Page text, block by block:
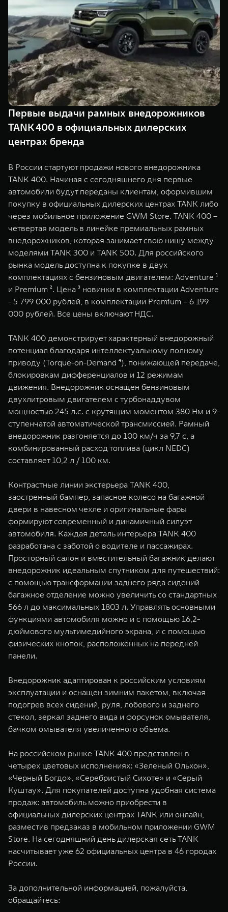
TANK 500
Веди за собой
от 6 499 000 ₽
TANK 700
Сила
от 10 199
WEY 07
Расширяя границы комфорта
от 6 149 000 ₽
WEY 05
Эстетика
WEY 80
Масштаб возможностей
от 6 449 000 ₽
WEY 80
ПОКУПКА АВТОМОБИЛЯ
TANK Финансы
Корпоративным клиентам
TANK ФИНАНСЫ
TANK Кредит
TANK Лизинг
TANK Страхование
Сервис
Специальные предложения
Моторные масла
ЦИФРОВЫЕ СЕРВИСЫ TANK
Цифровые сервисы TANK
Подписки
Первые выдачи рамных внедорожников
TANK 400 в официальных дилерских
центрах бренда
В России стартуют продажи нового внедорожника
TANK 400. Начиная с сегодняшнего дня первые
автомобили будут переданы клиентам, оформившим
покупку в официальных дилерских центрах TANK либо
через мобильное приложение GWM Store. TANK 400 –
четвертая модель в линейке премиальных рамных
внедорожников, которая занимает свою нишу между
моделями TANK 300 и TANK 500. Для российского
рынка модель доступна к покупке в двух
комплектациях с бензиновым двигателем: Adventure ¹
и Premium ². Цена ³ новинки в комплектации Adventure
- 5 799 000 рублей, в комплектации Premium – 6 199
000 рублей. Все цены включают НДС.
TANK 400 демонстрирует характерный внедорожный
потенциал благодаря интеллектуальному полному
приводу (Torque-on-Demand ⁴), понижающей передаче,
блокировкам дифференциалов и 12 режимам
движения. Внедорожник оснащен бензиновым
двухлитровым двигателем с турбонаддувом
мощностью 245 л.с. с крутящим моментом 380 Нм и 9-
ступенчатой автоматической трансмиссией. Рамный
внедорожник разгоняется до 100 км/ч за 9,7 с, а
комбинированный расход топлива (цикл NEDC)
составляет 10,2 л / 100 км.
Контрастные линии экстерьера TANK 400,
заостренный бампер, запасное колесо на багажной
двери в навесном чехле и оригинальные фары
формируют современный и динамичный силуэт
автомобиля. Каждая деталь интерьера TANK 400
разработана с заботой о водителе и пассажирах.
Просторный салон и вместительный багажник делают
внедорожник идеальным спутником для путешествий:
с помощью трансформации заднего ряда сидений
багажное отделение можно увеличить со стандартных
566 л до максимальных 1803 л. Управлять основными
функциями автомобиля можно и с помощью 16,2-
дюймового мультимедийного экрана, и с помощью
физических кнопок, расположенных на передней
панели.
Внедорожник адаптирован к российским условиям
эксплуатации и оснащен зимним пакетом, включая
подогрев всех сидений, руля, лобового и заднего
стекол, зеркал заднего вида и форсунок омывателя,
бачком омывателя увеличенного объема.
На российском рынке TANK 400 представлен в
четырех цветовых исполнениях: «Зеленый Ольхон»,
«Черный Богдо», «Серебристый Сихоте» и «Серый
Куштау». Для покупателей доступна удобная система
продаж: автомобиль можно приобрести в
официальных дилерских центрах TANK или онлайн,
разместив предзаказ в мобильном приложении GWM
Store. На сегодняшний день дилерская сеть TANK
насчитывает уже 62 официальных центра в 46 городах
России.
За дополнительной информацией, пожалуйста,
обращайтесь: